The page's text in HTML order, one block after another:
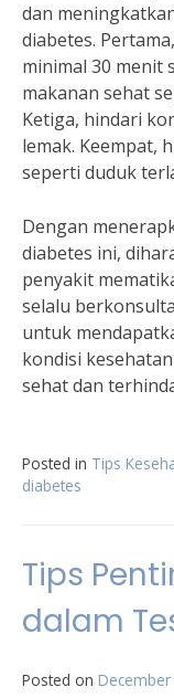
dan
diabetes.
minimal 30 menit
makanan sehat
Ketiga, hindari
lemak. Keempat,
seperti duduk
Dengan
diabetes ini,
penyakit
selalu
untuk
kondisi
sehat dan
Posted in Tips
diabetes
Tips
dalam
Posted on